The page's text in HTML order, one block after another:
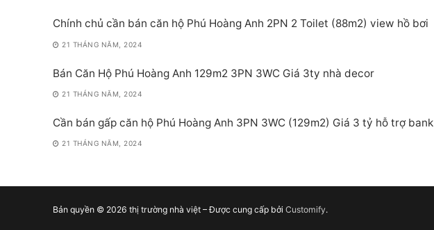
Chính chủ cần bán căn hộ Phú Hoàng Anh 2PN 2 Toilet (88m2) view hồ bơi
21 THÁNG NĂM, 2024
Bán Căn Hộ Phú Hoàng Anh 129m2 3PN 3WC Giá 3ty nhà decor
21 THÁNG NĂM, 2024
Cần bán gấp căn hộ Phú Hoàng Anh 3PN 3WC (129m2) Giá 3 tỷ hỗ trợ bank
21 THÁNG NĂM, 2024
Bản quyền © 2026 thị trường nhà việt – Được cung cấp bởi Customify.